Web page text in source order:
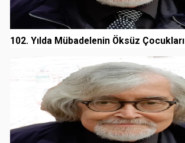
102. Yılda Mübadelenin Öksüz Çocukları